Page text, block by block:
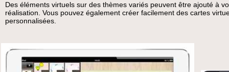
Des éléments virtuels sur des thèmes variés peuvent être ajouté à
réalisation. Vous pouvez également créer facilement des cartes
personnalisées.